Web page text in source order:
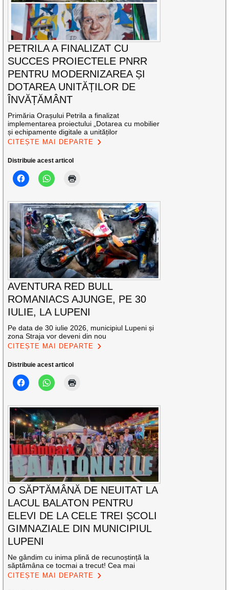
PETRILA A FINALIZAT CU
SUCCES PROIECTELE PNRR
PENTRU MODERNIZAREA ȘI
DOTAREA UNITĂȚILOR DE
ÎNVĂȚĂMÂNT
Primăria Orașului Petrila a finalizat
implementarea proiectului „Dotarea cu mobilier
și echipamente digitale a unităților
CITEȘTE MAI DEPARTE
Distribuie acest articol
AVENTURA RED BULL
ROMANIACS AJUNGE, PE 30
IULIE, LA LUPENI
Pe data de 30 iulie 2026, municipiul Lupeni și
zona Straja vor deveni din nou
CITEȘTE MAI DEPARTE
Distribuie acest articol
O SĂPTĂMÂNĂ DE NEUITAT LA
LACUL BALATON PENTRU
ELEVI DE LA CELE TREI ȘCOLI
GIMNAZIALE DIN MUNICIPIUL
LUPENI
Ne gândim cu inima plină de recunoștință la
săptămâna ce tocmai a trecut! Cea mai
CITEȘTE MAI DEPARTE